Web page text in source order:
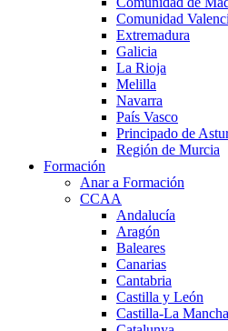
Comunidad
Extremadura
Galicia
La Rioja
Melilla
Navarra
País Vasco
Principado de
Región de Murcia
Formación
Anar a Formación
CCAA
Andalucía
Aragón
Baleares
Canarias
Cantabria
Castilla y León
Castilla-La Mancha